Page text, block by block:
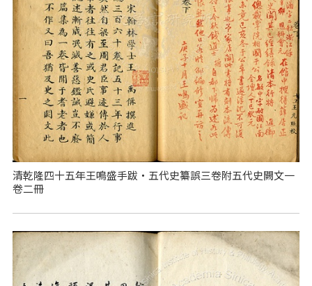
清乾隆四十五年王鳴盛手跋‧五代史纂誤三卷附五代史闕文一
卷二冊